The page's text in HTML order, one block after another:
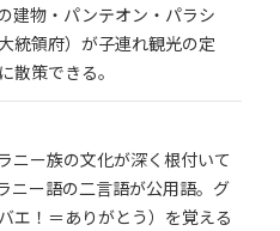
建物・パンテオン・パラシ
統領府）が子連れ観光の定
散策できる。
ニー族の文化が深く根付いて
ニー語の二言語が公用語。グ
エ！＝ありがとう）を覚える